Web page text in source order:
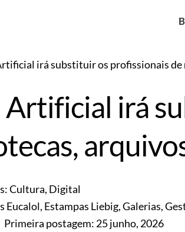
irá substituir os profissionais de
irá
Cultura, Digital
Eucalol, Estampas Liebig,Galerias,
Primeira postagem: 25 junho, 2026